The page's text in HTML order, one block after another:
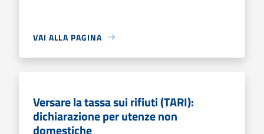
VAI ALLA PAGINA
Versare la tassa sui rifiuti (TARI):
dichiarazione per utenze non
domestiche